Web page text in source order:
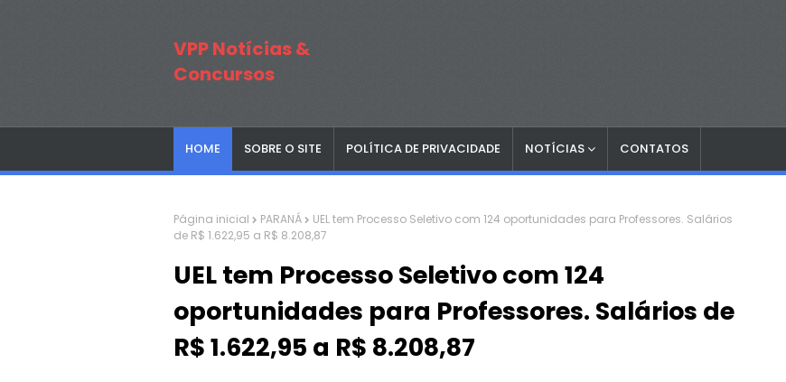
VPP Notícias &
Concursos
HOME SOBRE O SITE POLÍTICA DE PRIVACIDADE NOTÍCIAS CONTATOS
Página inicial PARANÁ
UEL tem Processo Seletivo com 124 oportunidades para Professores. Salários
de R$ 1.622,95 a R$ 8.208,87
UEL tem Processo Seletivo com 124
oportunidades para Professores. Salários de
R$ 1.622,95 a R$ 8.208,87